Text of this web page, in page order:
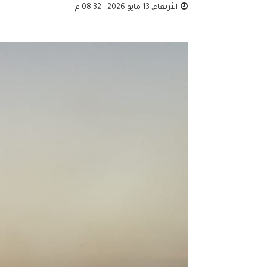
الأربعاء, 13 مايو 2026 - 08:32 م